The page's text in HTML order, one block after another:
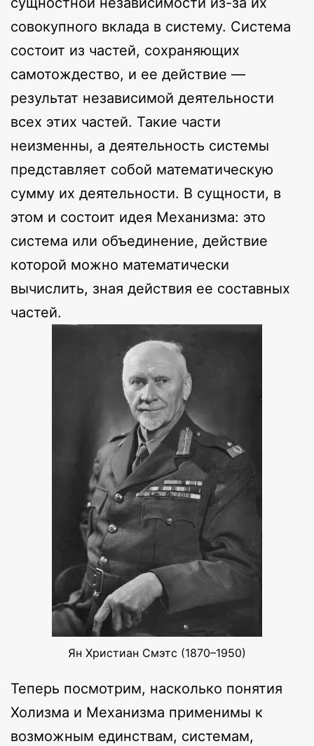
совокупного вклада в систему. Система
состоит из частей, сохраняющих
самотождество, и ее действие —
результат независимой деятельности
всех этих частей. Такие части
неизменны, а деятельность системы
представляет собой математическую
сумму их деятельности. В сущности, в
этом и состоит идея Механизма: это
система или объединение, действие
которой можно математически
вычислить, зная действия ее составных
частей.
Ян Христиан Смэтс (1870–1950)
Теперь посмотрим, насколько понятия
Холизма и Механизма применимы к
возможным единствам, системам,